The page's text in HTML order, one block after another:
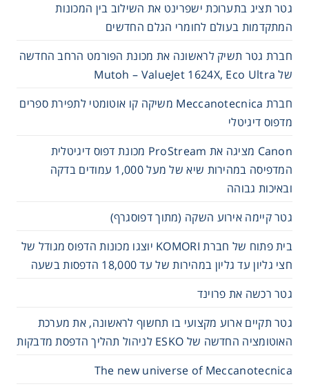
גטר תציג בתערוכת ישפרינט את השילוב בין המכונות
המתקדמות בעולם לחומרי הגלם החדשים
חברת גטר תשיק לראשונה את מכונת הפורמט הרחב החדשה
של Mutoh – ValueJet 1624X, Eco Ultra
חברת Meccanotecnica משיקה קו אוטומטי לתפירת ספרים
מדפוס דיגיטלי
Canon מציגה את ProStream מכונת דפוס דיגיטלית
המדפיסה במהירות שיא של מעל 1,000 עמודים בדקה
ובאיכות גבוהה
גטר קיימה אירוע השקה (מתוך דפוסגרף)
בית פתוח של חברת KOMORI יוצגו מכונות הדפוס מגודל של
חצי גליון עד גליון במהירות של עד 18,000 הדפסות בשעה
גטר רכשה את פרוינד
גטר תקיים ארוע מקצועי בו תחשוף לראשונה, את מערכת
האוטומציה החדשה של ESKO לניהול תהליך הדפסת מדבקות
The new universe of Meccanotecnica